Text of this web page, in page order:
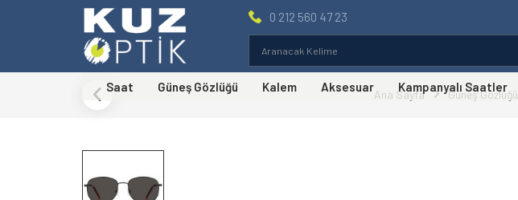
0 212 560 47 23
Saat Güneş Gözlüğü Kalem Aksesuar Kampanyalı Saatler
Ana Sayfa Güneş Gözlüğü